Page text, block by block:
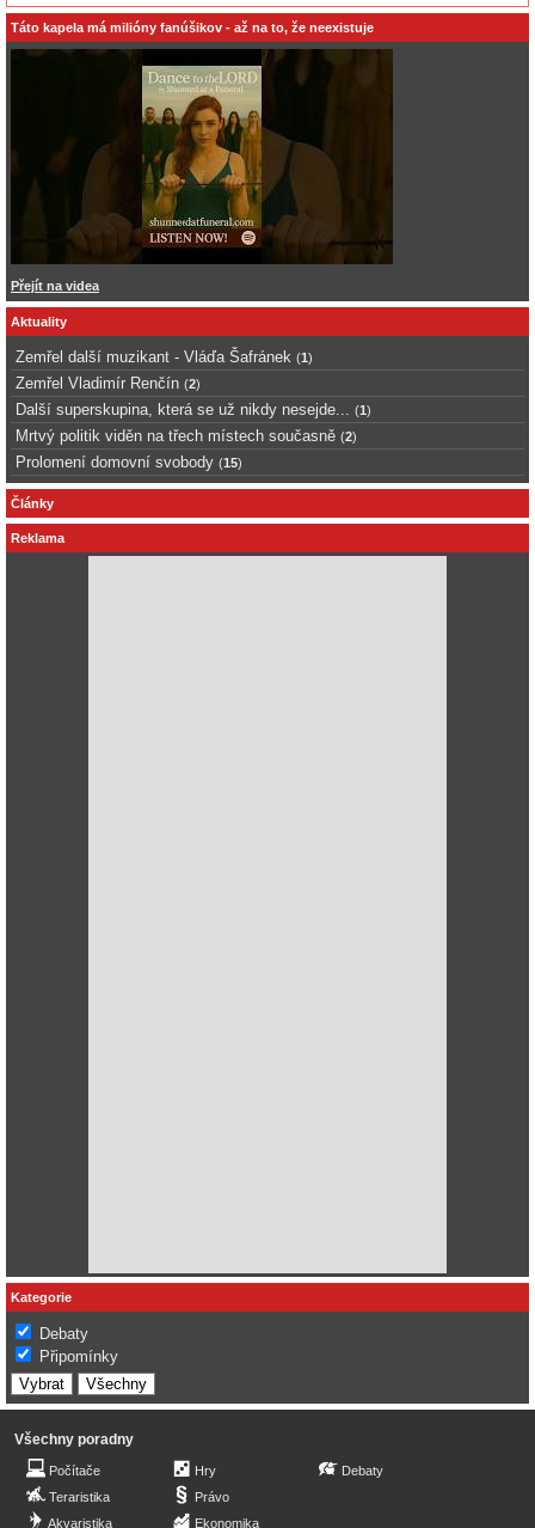
Táto kapela má milióny fanúšikov - až na to, že neexistuje
Přejít na videa
Aktuality
Zemřel další muzikant - Vláďa Šafránek (1)
Zemřel Vladimír Renčín (2)
Další superskupina, která se už nikdy nesejde... (1)
Mrtvý politik viděn na třech místech současně (2)
Prolomení domovní svobody (15)
Články
Reklama
Kategorie
Debaty
Připomínky
Všechny poradny
Počítače
Teraristika
Akvaristika
Hry
Právo
Ekonomika
Debaty